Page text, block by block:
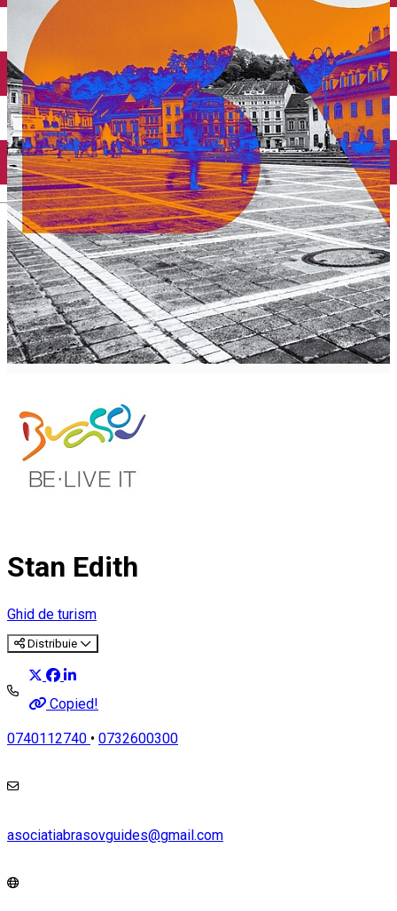
English
Stan Edith
Ghid de turism
Distribuie
Copied!
0740112740 • 0732600300
asociatiabrasovguides@gmail.com